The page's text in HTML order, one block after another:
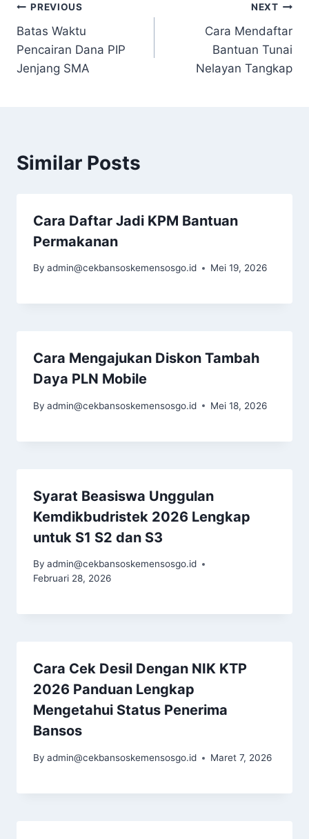
Navigasi
pos
PREVIOUS
Batas Waktu
Pencairan Dana PIP
Jenjang SMA
NEXT
Cara Mendaftar
Bantuan Tunai
Nelayan Tangkap
Similar Posts
Cara Daftar Jadi KPM Bantuan
Permakanan
By admin@cekbansoskemensosgo.id Mei 19, 2026
Cara Mengajukan Diskon Tambah
Daya PLN Mobile
By admin@cekbansoskemensosgo.id Mei 18, 2026
Syarat Beasiswa Unggulan
Kemdikbudristek 2026 Lengkap
untuk S1 S2 dan S3
By admin@cekbansoskemensosgo.id
Februari 28, 2026
Cara Cek Desil Dengan NIK KTP
2026 Panduan Lengkap
Mengetahui Status Penerima
Bansos
By admin@cekbansoskemensosgo.id Maret 7, 2026